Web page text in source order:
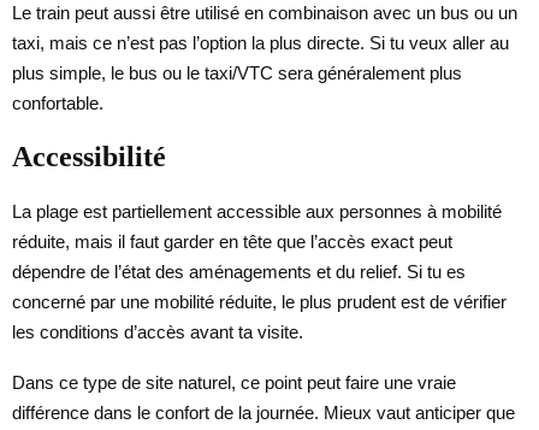
Le train peut aussi être utilisé en combinaison avec un bus ou un
taxi, mais ce n’est pas l’option la plus directe. Si tu veux aller au
plus simple, le bus ou le taxi/VTC sera généralement plus
confortable.
Accessibilité
La plage est partiellement accessible aux personnes à mobilité
réduite, mais il faut garder en tête que l’accès exact peut
dépendre de l’état des aménagements et du relief. Si tu es
concerné par une mobilité réduite, le plus prudent est de vérifier
les conditions d’accès avant ta visite.
Dans ce type de site naturel, ce point peut faire une vraie
différence dans le confort de la journée. Mieux vaut anticiper que